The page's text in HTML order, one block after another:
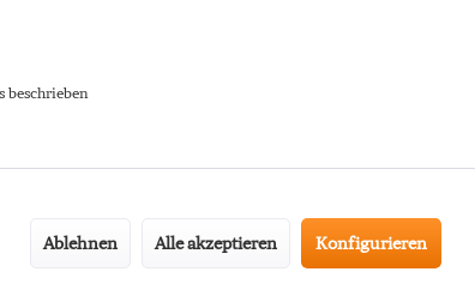
beschrieben
Ablehnen Alle akzeptieren Konfigurieren